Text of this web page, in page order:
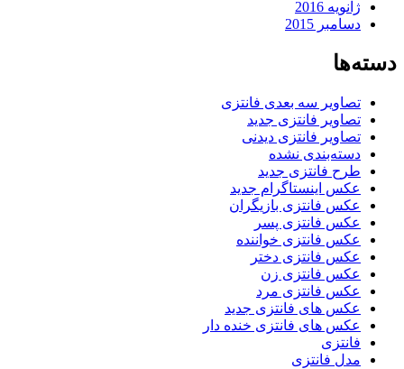
ژانویه 2016
دسامبر 2015
دسته‌ها
تصاویر سه بعدی فانتزی
تصاویر فانتزی جدید
تصاویر فانتزی دیدنی
دسته‌بندی نشده
طرح فانتزی جدید
عکس اینستاگرام جدید
عکس فانتزی بازیگران
عکس فانتزی پسر
عکس فانتزی خواننده
عکس فانتزی دختر
عکس فانتزی زن
عکس فانتزی مرد
عکس های فانتزی جدید
عکس های فانتزی خنده دار
فانتزی
مدل فانتزی